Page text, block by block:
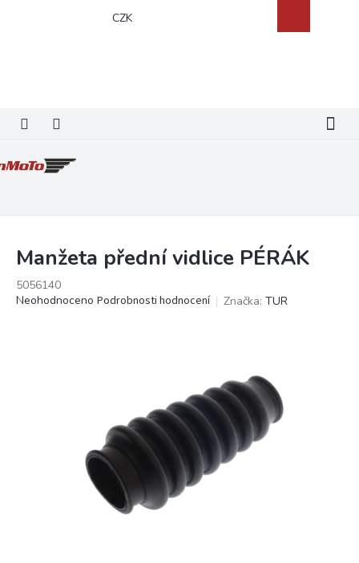
CZK
košík
Manžeta přední vidlice PÉRÁK
5056140
Průměrné
Neohodnoceno Podrobnosti hodnocení Značka: TUR